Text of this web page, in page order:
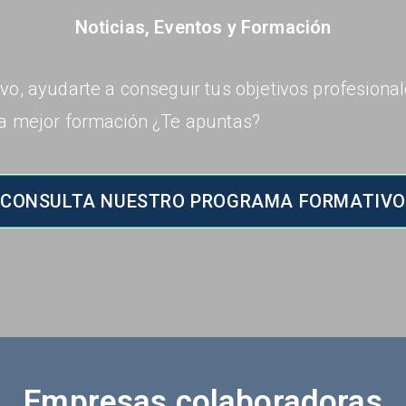
Noticias, Eventos y Formación
ayudarte a conseguir tus objetivos
mejor formación ¿Te apuntas?
CONSULTA NUESTRO PROGRAMA FORMATIVO